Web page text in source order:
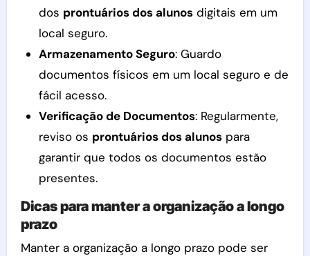
dos prontuários dos alunosdigitais em um
local seguro.
Armazenamento Seguro: Guardo
documentos físicos em um local seguro e de
fácil acesso.
Verificação de Documentos: Regularmente,
reviso os prontuários dos alunospara
garantir que todos os documentos estão
presentes.
Dicas para manter a organização a longo
prazo
Manter a organização a longo prazo pode ser